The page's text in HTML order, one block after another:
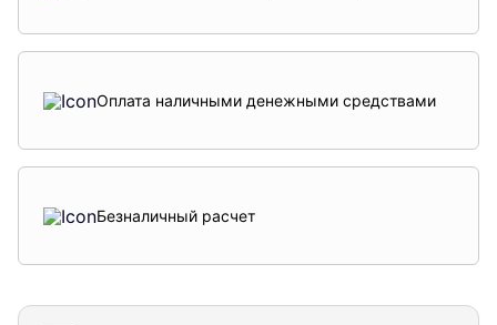
Оплата наличными денежными средствами
Безналичный расчет